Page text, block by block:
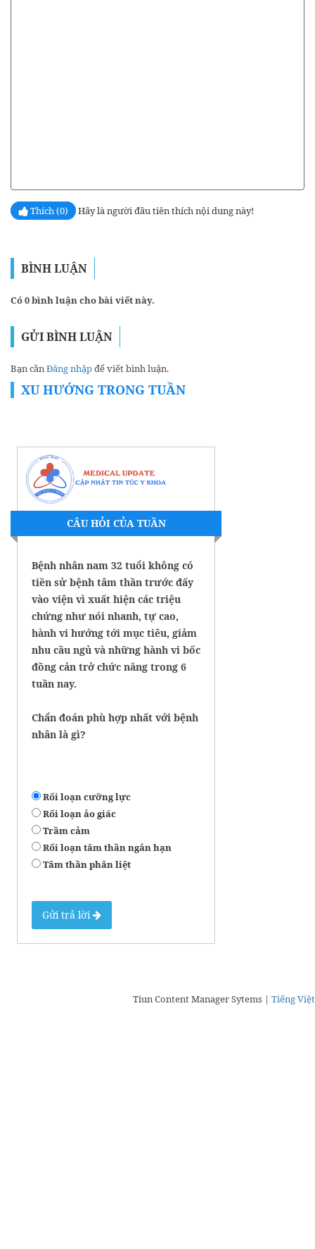
Thích (0) Hãy là người đầu tiên thích nội dung này!
BÌNH LUẬN
Có 0 bình luận cho bài viết này.
GỬI BÌNH LUẬN
Bạn cầnĐăng nhậpđể viết bình luận.
XU HƯỚNG TRONG TUẦN
CÂU HỎI CỦA TUẦN
Bệnh nhân nam 32 tuổi không có
tiền sử bệnh tâm thần trước đấy
vào viện vì xuất hiện các triệu
chứng như nói nhanh, tự cao,
hành vi hướng tới mục tiêu, giảm
nhu cầu ngủ và những hành vi bốc
đồng cản trở chức năng trong 6
tuần nay.
Chẩn đoán phù hợp nhất với bệnh
nhân là gì?
Rối loạn cưỡng lực
Rối loạn ảo giác
Trầm cảm
Rối loạn tâm thần ngắn hạn
Tâm thần phân liệt
Gửi trả lời
Tiun Content Manager Sytems | Tiếng Việt